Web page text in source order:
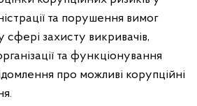
та порушення вимог
сфері захисту викривачів,
та функціонування
про можливі корупційні